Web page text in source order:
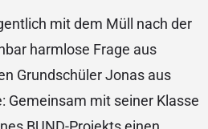
mit dem Müll nach der
harmlose Frage aus
Grundschüler Jonas aus
Gemeinsam mit seiner Klasse